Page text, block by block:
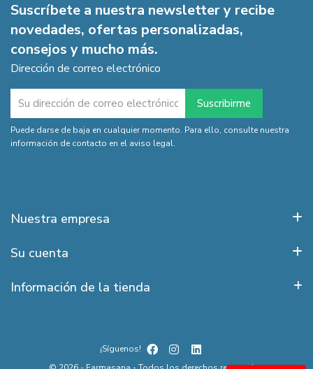
Suscríbete a nuestra newsletter y recibe
novedades, ofertas personalizadas,
consejos y mucho más.
Dirección de correo electrónico
Puede darse de baja en cualquier momento. Para ello, consulte nuestra
información de contacto en el aviso legal.
Nuestra empresa
Su cuenta
Información de la tienda
¡Síguenos!